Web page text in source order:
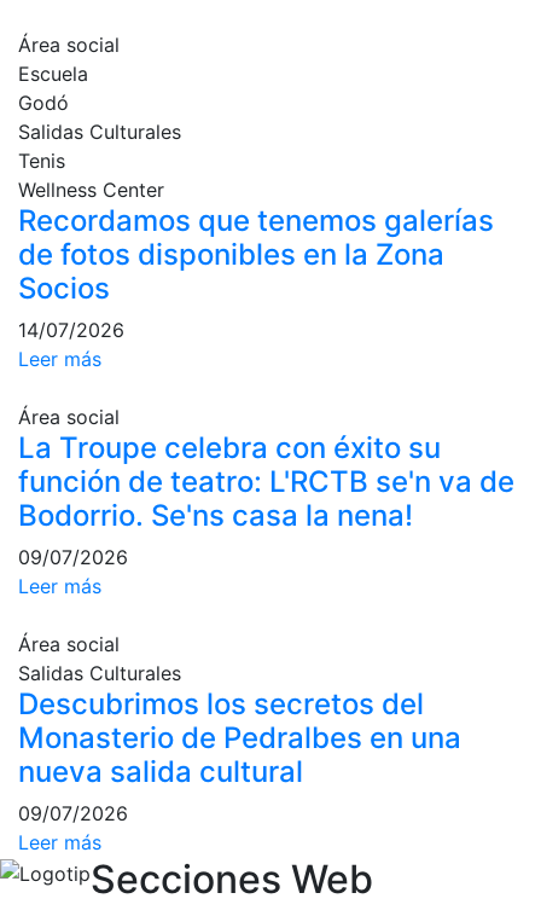
Área social
Escuela
Godó
Salidas Culturales
Tenis
Wellness Center
Recordamos que tenemos galerías
de fotos disponibles en la Zona
Socios
14/07/2026
Leer más
Área social
La Troupe celebra con éxito su
función de teatro: L'RCTB se'n va de
Bodorrio. Se'ns casa la nena!
09/07/2026
Leer más
Área social
Salidas Culturales
Descubrimos los secretos del
Monasterio de Pedralbes en una
nueva salida cultural
09/07/2026
Leer más
Secciones Web